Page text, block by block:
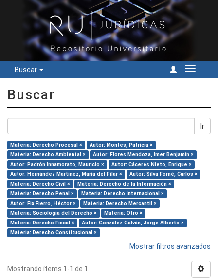
Buscar
Cambiar
Buscar
Ir
Materia: Derecho Procesal ×
Autor: Montes, Patricia ×
Materia: Derecho Ambiental ×
Autor: Flores Mendoza, Imer Benjamín ×
Autor: Padrón Innamorato, Mauricio ×
Autor: Cáceres Nieto, Enrique ×
Autor: Hernández Martínez, María del Pilar ×
Autor: Silva Forné, Carlos ×
Materia: Derecho Civil ×
Materia: Derecho de la Información ×
Materia: Derecho Penal ×
Materia: Derecho Internacional ×
Autor: Fix Fierro, Héctor ×
Materia: Derecho Mercantil ×
Materia: Sociología del Derecho ×
Materia: Otro ×
Materia: Derecho Fiscal ×
Autor: González Galván, Jorge Alberto ×
Materia: Derecho Constitucional ×
Mostrar filtros avanzados
Mostrando ítems 1-1 de 1